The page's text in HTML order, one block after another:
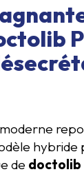
de doctolib